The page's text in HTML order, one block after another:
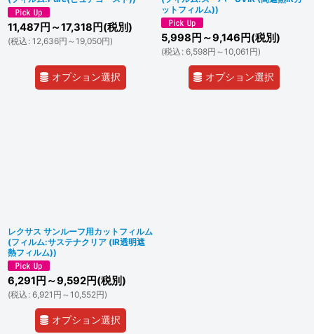
11,487 円 ～17,318 円(税別)
(税込 : 12,636円 ～19,050円)
オプション選択
ットフィルム))
5,998 円 ～9,146 円(税別)
(税込 : 6,598円 ～10,061 円)
オプション選択
レクサス サンルーフ用カットフィルム
(フィルム:サステナクリア (IR透明遮
熱フィルム))
6,291 円 ～9,592円(税別)
(税込 : 6,921 円 ～10,552円)
オプション選択